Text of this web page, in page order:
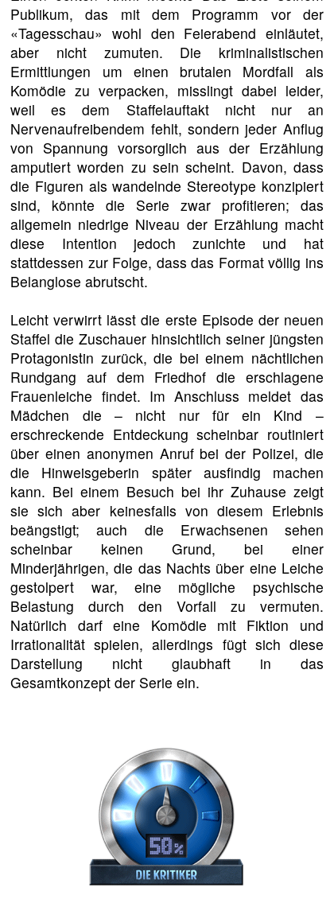
Publikum, das mit dem Programm vor der
«Tagesschau» wohl den Feierabend einläutet,
aber nicht zumuten. Die kriminalistischen
Ermittlungen um einen brutalen Mordfall als
Komödie zu verpacken, misslingt dabei leider,
weil es dem Staffelauftakt nicht nur an
Nervenaufreibendem fehlt, sondern jeder Anflug
von Spannung vorsorglich aus der Erzählung
amputiert worden zu sein scheint. Davon, dass
die Figuren als wandelnde Stereotype konzipiert
sind, könnte die Serie zwar profitieren; das
allgemein niedrige Niveau der Erzählung macht
diese Intention jedoch zunichte und hat
stattdessen zur Folge, dass das Format völlig ins
Belanglose abrutscht.
Leicht verwirrt lässt die erste Episode der neuen
Staffel die Zuschauer hinsichtlich seiner jüngsten
Protagonistin zurück, die bei einem nächtlichen
Rundgang auf dem Friedhof die erschlagene
Frauenleiche findet. Im Anschluss meldet das
Mädchen die – nicht nur für ein Kind –
erschreckende Entdeckung scheinbar routiniert
über einen anonymen Anruf bei der Polizei, die
die Hinweisgeberin später ausfindig machen
kann. Bei einem Besuch bei ihr Zuhause zeigt
sie sich aber keinesfalls von diesem Erlebnis
beängstigt; auch die Erwachsenen sehen
scheinbar keinen Grund, bei einer
Minderjährigen, die das Nachts über eine Leiche
gestolpert war, eine mögliche psychische
Belastung durch den Vorfall zu vermuten.
Natürlich darf eine Komödie mit Fiktion und
Irrationalität spielen, allerdings fügt sich diese
Darstellung nicht glaubhaft in das
Gesamtkonzept der Serie ein.